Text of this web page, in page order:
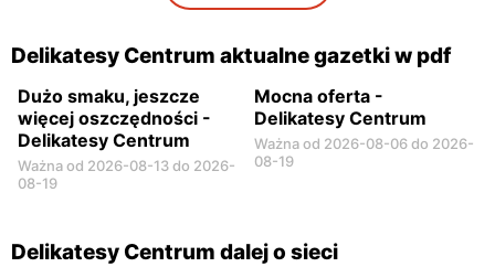
Delikatesy Centrum aktualne gazetki w pdf
Dużo smaku, jeszcze
więcej oszczędności -
Delikatesy Centrum
Ważna od 2026-08-13 do 2026-
08-19
Mocna oferta -
Delikatesy Centrum
Ważna od 2026-08-06 do 2026-
08-19
Delikatesy Centrum dalej o sieci